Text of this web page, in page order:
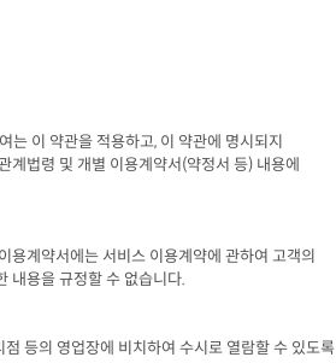
는 이 약관을 적용하고, 이 약관에 명시되지
계법령 및 개별 이용계약서(약정서 등) 내용에
용계약서에는 서비스 이용계약에 관하여 고객의
내용을 규정할 수 없습니다.
등의 영업장에 비치하여 수시로 열람할 수 있도